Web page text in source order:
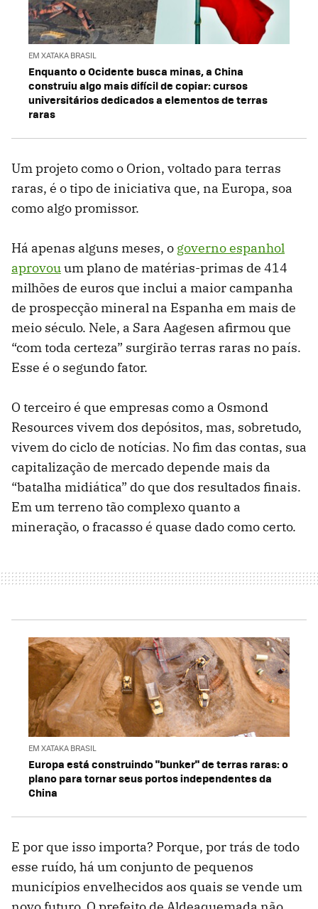
EM XATAKA BRASIL
Enquanto o Ocidente busca minas, a China
construiu algo mais difícil de copiar: cursos
universitários dedicados a elementos de terras
raras
Um projeto como o Orion, voltado para terras
raras, é o tipo de iniciativa que, na Europa, soa
como algo promissor.
Há apenas alguns meses, o governo espanhol
aprovouum plano de matérias-primas de 414
milhões de euros que inclui a maior campanha
de prospecção mineral na Espanha em mais de
meio século. Nele, a Sara Aagesen afirmou que
“com toda certeza” surgirão terras raras no país.
Esse é o segundo fator.
O terceiro é que empresas como a Osmond
Resources vivem dos depósitos, mas, sobretudo,
vivem do ciclo de notícias. No fim das contas, sua
capitalização de mercado depende mais da
“batalha midiática” do que dos resultados finais.
Em um terreno tão complexo quanto a
mineração, o fracasso é quase dado como certo.
EM XATAKA BRASIL
Europa está construindo "bunker" de terras raras: o
plano para tornar seus portos independentes da
China
E por que isso importa? Porque, por trás de todo
esse ruído, há um conjunto de pequenos
municípios envelhecidos aos quais se vende um